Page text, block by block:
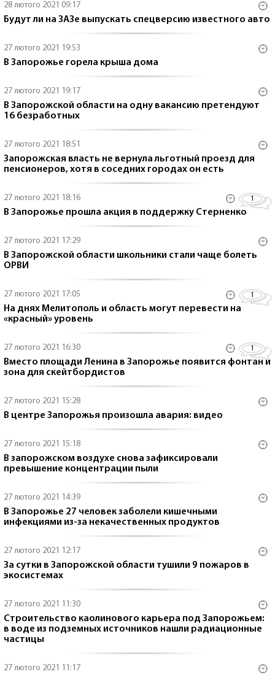
28 лютого 2021 09:17
Будут ли на ЗАЗе выпускать спецверсию известного авто
27 лютого 2021 19:53
В Запорожье горела крыша дома
27 лютого 2021 19:17
В Запорожской области на одну вакансию претендуют
16 безработных
27 лютого 2021 18:51
Запорожская власть не вернула льготный проезд для
пенсионеров, хотя в соседних городах он есть
27 лютого 2021 18:16 1
В Запорожье прошла акция в поддержку Стерненко
27 лютого 2021 17:29
В Запорожской области школьники стали чаще болеть
ОРВИ
27 лютого 2021 17:05 1
На днях Мелитополь и область могут перевести на
«красный» уровень
27 лютого 2021 16:30 1
Вместо площади Ленина в Запорожье появится фонтан и
зона для скейтбордистов
27 лютого 2021 15:28
В центре Запорожья произошла авария: видео
27 лютого 2021 15:18
В запорожском воздухе снова зафиксировали
превышение концентрации пыли
27 лютого 2021 14:39
В Запорожье 27 человек заболели кишечными
инфекциями из-за некачественных продуктов
27 лютого 2021 12:17
За сутки в Запорожской области тушили 9 пожаров в
экосистемах
27 лютого 2021 11:30
Строительство каолинового карьера под Запорожьем:
в воде из подземных источников нашли радиационные
частицы
27 лютого 2021 11:17